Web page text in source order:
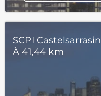
SCPI Castelsarrasin
À 41,44 km